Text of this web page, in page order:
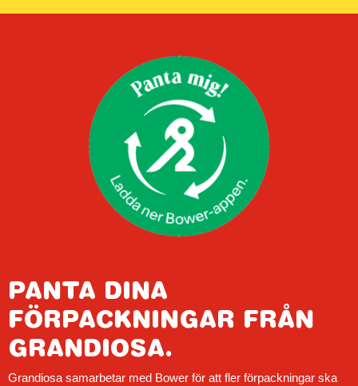
PANTA DINA
FÖRPACKNINGAR FRÅN
GRANDIOSA.
Grandiosa samarbetar med Bower för att fler förpackningar ska